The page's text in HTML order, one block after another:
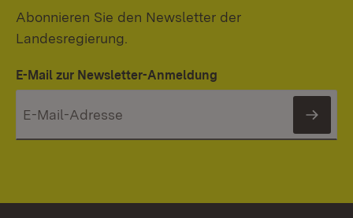
Abonnieren Sie den Newsletter der
Landesregierung.
E-Mail zur Newsletter-Anmeldung